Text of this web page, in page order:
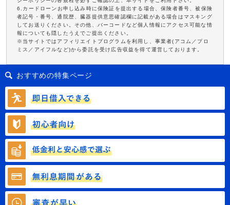
6.カードローンお申し込み時に保険証を提出する場合、保険者番号、被保険
者記号・番号、通院歴、臓器提供意思確認欄に記載がある場合はマスキング
してお送りください。その他、バーコードなど個人情報にアクセス可能な情
報についても隠したうえでご提出ください。
※当サイトではアフィリエイトプログラムを利用し、事業者(アコム／プロ
ミス／アイフルなど)から委託を受け広告収益を得て運営しております。
おすすめの特集ページ